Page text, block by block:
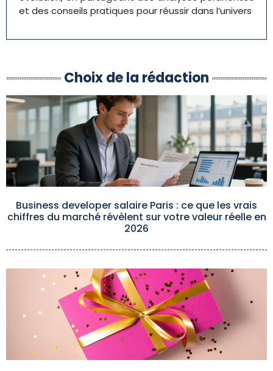
et des conseils pratiques pour réussir dans l’univers
Choix de la rédaction
Business developer salaire Paris : ce que les vrais
chiffres du marché révèlent sur votre valeur réelle en
2026